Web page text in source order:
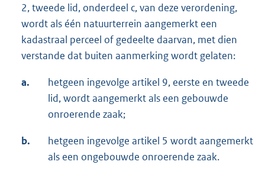
2, tweede lid, onderdeel c, van deze verordening,
wordt als één natuurterrein aangemerkt een
kadastraal perceel of gedeelte daarvan, met dien
verstande dat buiten aanmerking wordt gelaten:
a.
hetgeen ingevolge artikel 9, eerste en tweede
lid, wordt aangemerkt als een gebouwde
onroerende zaak;
b.
hetgeen ingevolge artikel 5 wordt aangemerkt
als een ongebouwde onroerende zaak.